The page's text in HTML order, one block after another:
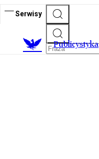
Serwisy
Publicystyka